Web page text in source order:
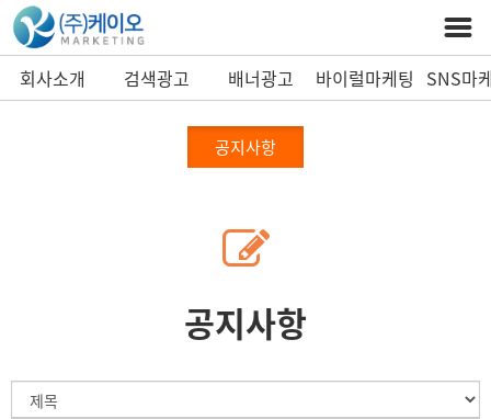
회사소개 검색광고 배너광고 바이럴마케팅 SNS마
공지사항
공지사항